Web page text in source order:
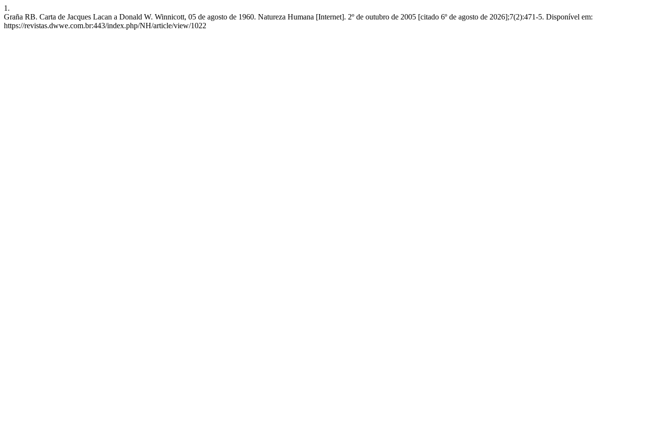
1.
Graña RB. Carta de Jacques Lacan a Donald W. Winnicott, 05 de agosto de 1960. Natureza Humana [Internet]. 2º de outubro de 2005 [citado 6º de agosto de 2026];7(2):471-5. Disponível em:
https://revistas.dwwe.com.br:443/index.php/NH/article/view/1022